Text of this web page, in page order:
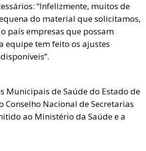
“Infelizmente, muitos de
do material que solicitamos,
país empresas que possam
equipe tem feito os ajustes
Municipais de Saúde do Estado de
Nacional de Secretarias
ao Ministério da Saúde e a